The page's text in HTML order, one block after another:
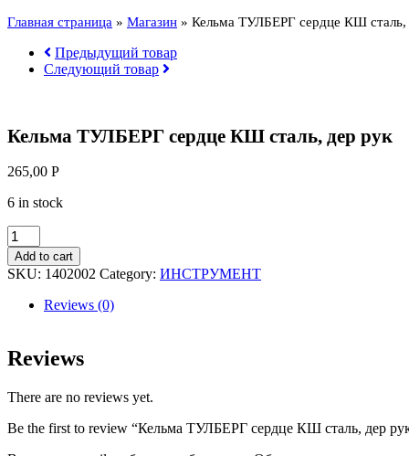
рук
Главная страница » Магазин » Кельма ТУЛБЕРГ сердце КШ сталь,
Предыдущий товар
Следующий товар
Кельма ТУЛБЕРГ сердце КШ сталь, дер рук
265,00 Р
6 in stock
Кельма
ТУЛБЕРГ
сердце
КШ
quantity
Add to cart
SKU: 1402002 Category: ИНСТРУМЕНТ
Reviews (0)
Reviews
There are no reviews yet.
Be the first to review “Кельма ТУЛБЕРГ сердце КШ сталь, дер